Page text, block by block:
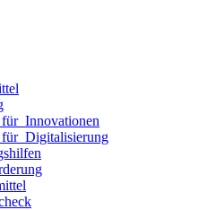
für Innovationen
für Digitalisierung